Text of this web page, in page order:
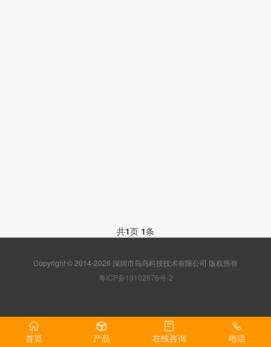
共1页 1条
Copyright © 2014-2026 深圳市鸟鸟科技技术有限公司 版权所有
粤ICP备19102876号-2
首页 产品 在线咨询 电话